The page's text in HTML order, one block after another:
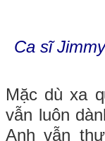
Ca sĩ
Mặc dù xa
vẫn luôn
Anh vẫn